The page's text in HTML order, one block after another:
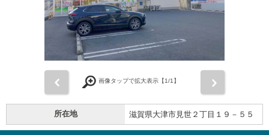
画像タップで拡大表示【1/1】
所在地 滋賀県大津市見世２丁目１９－５５